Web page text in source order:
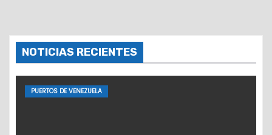
NOTICIAS RECIENTES
PUERTOS DE VENEZUELA